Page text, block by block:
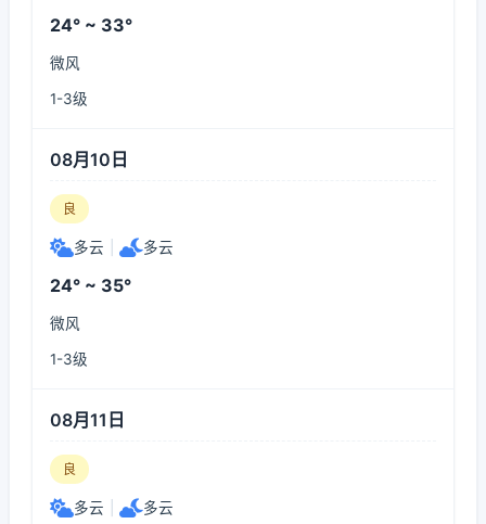
24° ~ 33°
微风
1-3级
08月10日
良
多云 多云
24° ~ 35°
微风
1-3级
08月11日
良
多云 多云